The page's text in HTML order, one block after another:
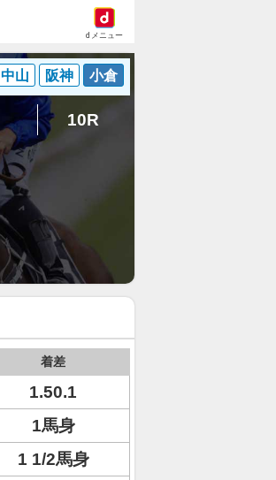
dメニュー
中山 阪神 小倉
10R
着差
1.50.1
1馬身
1 1/2馬身